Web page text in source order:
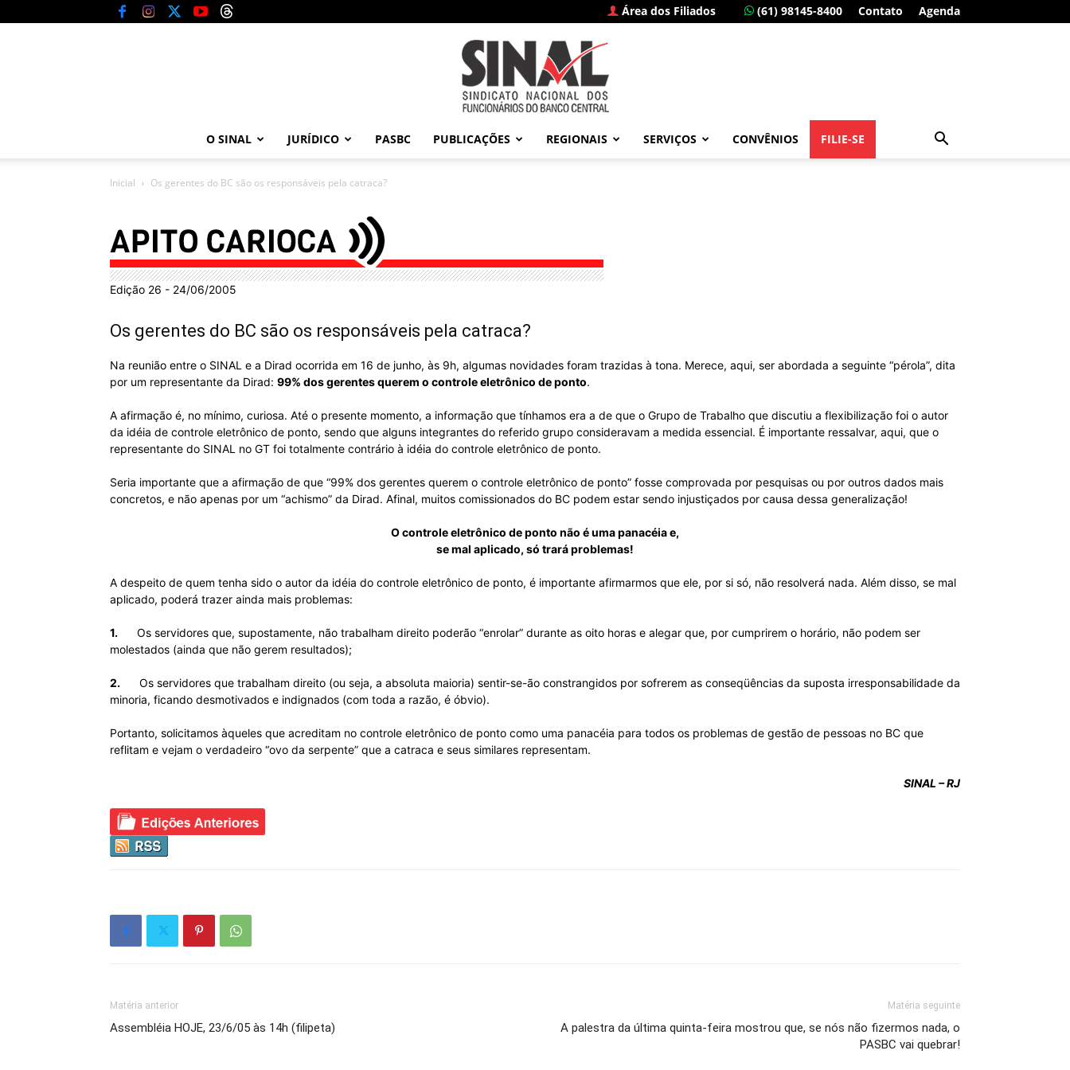
Área dos Filiados (61) 98145-8400 Contato Agenda
–
Sindicato
dos
Funcionários
O SINAL JURÍDICO PASBC PUBLICAÇÕES REGIONAIS SERVIÇOS CONVÊNIOS FILIE-SE
Inicial Os gerentes do BC são os responsáveis pela catraca?
Edição 26 - 24/06/2005
Os gerentes do BC são os responsáveis pela catraca?
Na reunião entre o SINAL e a Dirad ocorrida em 16 de junho, às 9h, algumas novidades foram trazidas à tona. Merece, aqui, ser abordada a seguinte “pérola”, dita
por um representante da Dirad: 99% dos gerentes querem o controle eletrônico de ponto.
A afirmação é, no mínimo, curiosa. Até o presente momento, a informação que tínhamos era a de que o Grupo de Trabalho que discutiu a flexibilização foi o autor
da idéia de controle eletrônico de ponto, sendo que alguns integrantes do referido grupo consideravam a medida essencial. É importante ressalvar, aqui, que o
representante do SINAL no GT foi totalmente contrário à idéia do controle eletrônico de ponto.
Seria importante que a afirmação de que “99% dos gerentes querem o controle eletrônico de ponto” fosse comprovada por pesquisas ou por outros dados mais
concretos, e não apenas por um “achismo” da Dirad. Afinal, muitos comissionados do BC podem estar sendo injustiçados por causa dessa generalização!
O controle eletrônico de ponto não é uma panacéia e,
se mal aplicado, só trará problemas!
A despeito de quem tenha sido o autor da idéia do controle eletrônico de ponto, é importante afirmarmos que ele, por si só, não resolverá nada. Além disso, se mal
aplicado, poderá trazer ainda mais problemas:
1.
Os servidores que, supostamente, não trabalham direito poderão “enrolar” durante as oito horas e alegar que, por cumprirem o horário, não podem ser
molestados (ainda que não gerem resultados);
2.
Os servidores que trabalham direito (ou seja, a absoluta maioria) sentir-se-ão constrangidos por sofrerem as conseqüências da suposta irresponsabilidade da
minoria, ficando desmotivados e indignados (com toda a razão, é óbvio).
Portanto, solicitamos àqueles que acreditam no controle eletrônico de ponto como uma panacéia para todos os problemas de gestão de pessoas no BC que
reflitam e vejam o verdadeiro “ovo da serpente” que a catraca e seus similares representam.
SINAL – RJ
Matéria anterior
Assembléia HOJE, 23/6/05 às 14h (filipeta)
Matéria seguinte
A palestra da última quinta-feira mostrou que, se nós não fizermos nada, o
PASBC vai quebrar!